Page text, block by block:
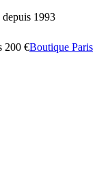
1993
200 €Boutique Paris